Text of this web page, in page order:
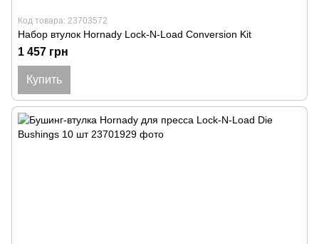
Код товара: 23703572
Набор втулок Hornady Lock-N-Load Conversion Kit
1 457 грн
Купить